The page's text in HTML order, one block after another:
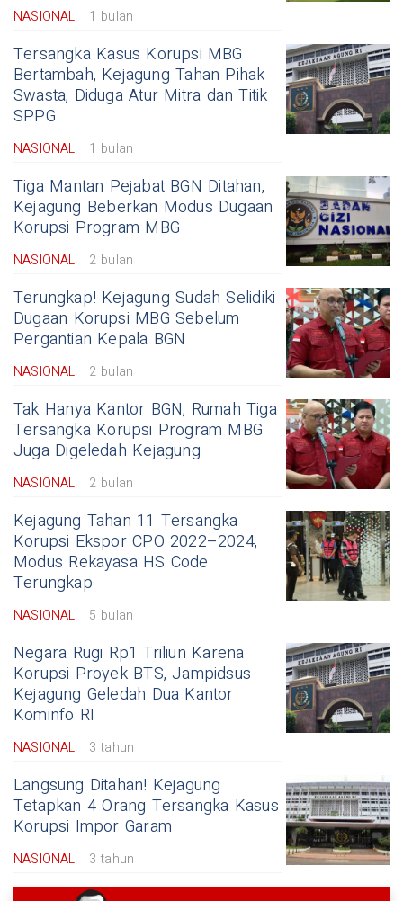
NASIONAL 1 bulan
Tersangka Kasus Korupsi MBG
Bertambah, Kejagung Tahan Pihak
Swasta, Diduga Atur Mitra dan Titik
SPPG
NASIONAL 1 bulan
Tiga Mantan Pejabat BGN Ditahan,
Kejagung Beberkan Modus Dugaan
Korupsi Program MBG
NASIONAL 2 bulan
Terungkap! Kejagung Sudah Selidiki
Dugaan Korupsi MBG Sebelum
Pergantian Kepala BGN
NASIONAL 2 bulan
Tak Hanya Kantor BGN, Rumah Tiga
Tersangka Korupsi Program MBG
Juga Digeledah Kejagung
NASIONAL 2 bulan
Kejagung Tahan 11 Tersangka
Korupsi Ekspor CPO 2022–2024,
Modus Rekayasa HS Code
Terungkap
NASIONAL 5 bulan
Negara Rugi Rp1 Triliun Karena
Korupsi Proyek BTS, Jampidsus
Kejagung Geledah Dua Kantor
Kominfo RI
NASIONAL 3 tahun
Langsung Ditahan! Kejagung
Tetapkan 4 Orang Tersangka Kasus
Korupsi Impor Garam
NASIONAL 3 tahun